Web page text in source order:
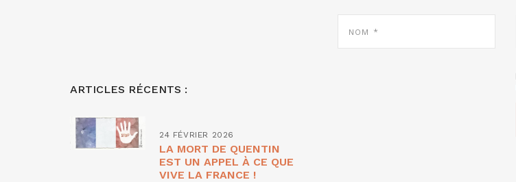
ARTICLES RÉCENTS :
24 FÉVRIER 2026
LA MORT DE QUENTIN
EST UN APPEL À CE QUE
VIVE LA FRANCE !